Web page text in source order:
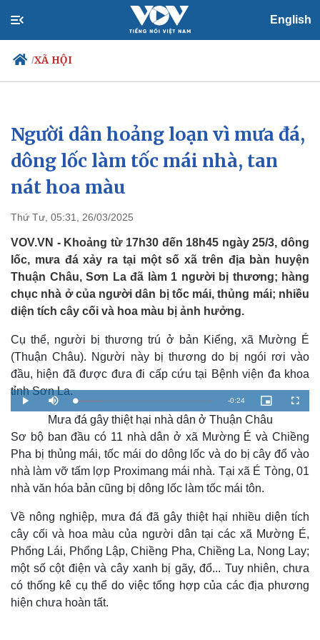
English
/XÃ HỘI
Chính trị
Đảng
Tổ chức nhân sự
Quốc hội
Xã hội
Tin 24h
Dự báo thời tiết
Người dân hoảng loạn vì mưa đá,
dông lốc làm tốc mái nhà, tan
nát hoa màu
Thứ Tư, 05:31, 26/03/2025
VOV.VN - Khoảng từ 17h30 đến 18h45 ngày 25/3, dông
lốc, mưa đá xảy ra tại một số xã trên địa bàn huyện
Thuận Châu, Sơn La đã làm 1 người bị thương; hàng
chục nhà ở của người dân bị tốc mái, thủng mái; nhiều
diện tích cây cối và hoa màu bị ảnh hưởng.
Cụ thể, người bị thương trú ở bản Kiểng, xã Mường É
(Thuận Châu). Người này bị thương do bị ngói rơi vào
đầu, hiện đã được đưa đi cấp cứu tại Bệnh viện đa khoa
tỉnh Sơn La.
P
l
M
u
t
e
L
o
a
d
2
0
7
%
R
e
m
i
i
n
g
-0:24
P
i
c
t
r
-
i
n
-
u
r
F
u
c
e
n
Mưa đá gây thiệt hại nhà dân ở Thuận Châu
Sơ bộ ban đầu có 11 nhà dân ở xã Mường É và Chiềng
Pha bị thủng mái, tốc mái do dông lốc và do bị cây đổ vào
nhà làm vỡ tấm lợp Proximang mái nhà. Tại xã É Tòng, 01
nhà văn hóa bản cũng bị dông lốc làm tốc mái tôn.
Về nông nghiệp, mưa đá đã gây thiệt hại nhiều diện tích
cây cối và hoa màu của người dân tại các xã Mường É,
Phổng Lái, Phổng Lập, Chiềng Pha, Chiềng La, Nong Lay;
một số cột điện và cây xanh bị gãy, đổ... Tuy nhiên, chưa
có thống kê cụ thể do việc tổng hợp của các địa phương
hiện chưa hoàn tất.